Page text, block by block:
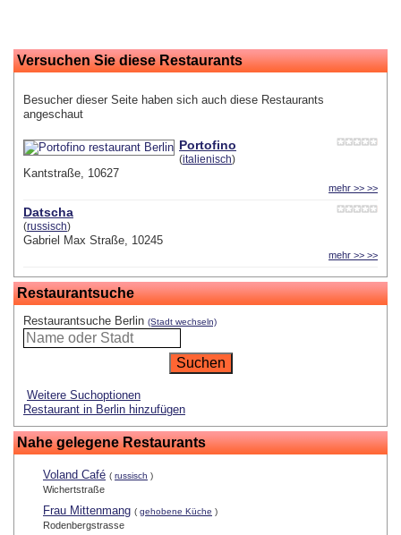
Versuchen Sie diese Restaurants
Besucher dieser Seite haben sich auch diese Restaurants
angeschaut
Portofino
(italienisch)
Kantstraße, 10627
mehr >> >>
Datscha
(russisch)
Gabriel Max Straße, 10245
mehr >> >>
Restaurantsuche
Restaurantsuche Berlin (Stadt wechseln)
Weitere Suchoptionen
Restaurant in Berlin hinzufügen
Nahe gelegene Restaurants
Voland Café ( russisch )
Wichertstraße
Frau Mittenmang ( gehobene Küche )
Rodenbergstrasse